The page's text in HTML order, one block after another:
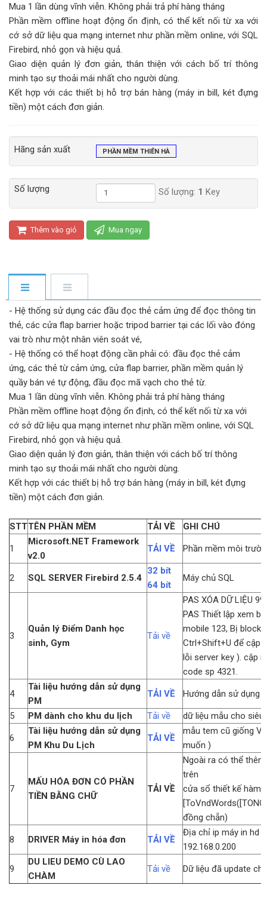
Mua 1 lần dùng vĩnh viễn. Không phải trả phí hàng tháng
Phần mềm offline hoạt động ổn định, có thể kết nối từ xa với
cớ sở dữ liệu qua mạng internet như phần mềm online, với SQL
Firebird, nhỏ gọn và hiệu quả.
Giao diện quản lý đơn giản, thân thiện với cách bố trí thông
minh tạo sự thoải mái nhất cho người dùng.
Kết hợp với các thiết bị hỗ trợ bán hàng (máy in bill, két đựng
tiền) một cách đơn giản.
Hãng sản xuất PHẦN MỀM THIÊN HÀ
Số lượng Số lượng: 1 Key
Thêm vào giỏ Mua ngay
- Hệ thống sử dụng các đầu đọc thẻ cảm ứng để đọc thông tin
thẻ, các cửa flap barrier hoặc tripod barrier tại các lối vào đóng
vai trò như một nhân viên soát vé,
- Hệ thống có thể hoạt động cần phải có: đầu đọc thẻ cảm
ứng, các thẻ từ cảm ứng, cửa flap barrier, phần mềm quản lý
quầy bán vé tự động, đầu đọc mã vạch cho thẻ từ.
Mua 1 lần dùng vĩnh viễn. Không phải trả phí hàng tháng
Phần mềm offline hoạt động ổn định, có thể kết nối từ xa với
cớ sở dữ liệu qua mạng internet như phần mềm online, với SQL
Firebird, nhỏ gọn và hiệu quả.
Giao diện quản lý đơn giản, thân thiện với cách bố trí thông
minh tạo sự thoải mái nhất cho người dùng.
Kết hợp với các thiết bị hỗ trợ bán hàng (máy in bill, két đựng
tiền) một cách đơn giản.
STTTÊN PHẦN MỀM TẢI VỀ GHI CHÚ
1
Microsoft.NET Framework
v2.0
TẢI VỀ Phần mềm môi
2 SQL SERVER Firebird 2.5.4
32 bít
64 bít
Máy chủ SQL
3
Quản lý Điểm Danh học
sinh, Gym
Tải về
PAS XÓA DỮ LIỆU
PAS Thiết lập xem
mobile 123, Bị block
Ctrl+Shift+U để cập
lỗi server key ). cập
code sp 4321.
4
Tài liệu hướng dẫn sử dụng
PM
TẢI VỀ Hướng dẫn sử dụng
5 PM dành cho khu du lịch Tải về dữ liệu mẫu cho siêu
6
Tài liệu hướng dẫn sử dụng
PM Khu Du Lịch
TẢI VỀ
mẫu tem cũ giống
muốn )
7
MẤU HÓA ĐƠN CÓ PHẦN
TIỀN BẰNG CHỮ
TẢI VỀ
Ngoài ra có thể
trên
cửa sổ thiết kế hàm
đồng chẵn)
8 DRIVER Máy in hóa đơn TẢI VỀ
Địa chỉ ip máy in hd
192.168.0.200
9
DU LIEU DEMO CÙ LAO
CHÀM
Tải về Dữ liệu đã update